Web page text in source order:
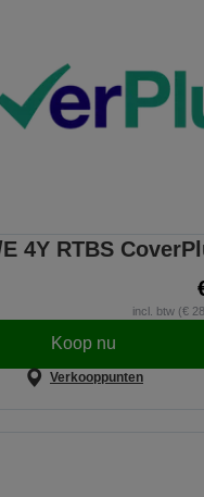
4Y RTBS
incl. btw (€
Koop nu
Verkooppunten